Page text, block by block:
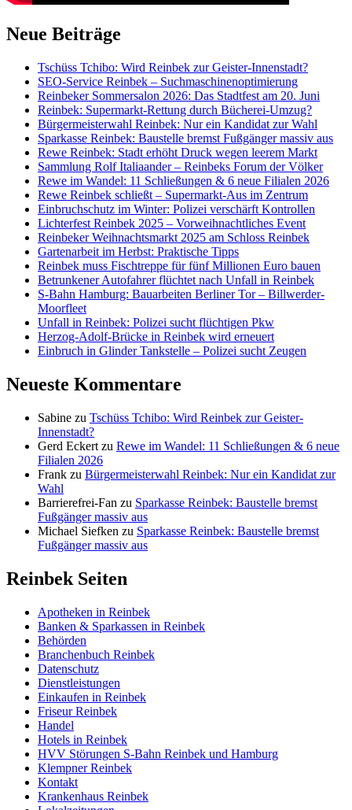
Neue Beiträge
Tschüss Tchibo: Wird Reinbek zur Geister-Innenstadt?
SEO-Service Reinbek – Suchmaschinenoptimierung
Reinbeker Sommersalon 2026: Das Stadtfest am 20. Juni
Reinbek: Supermarkt-Rettung durch Bücherei-Umzug?
Bürgermeisterwahl Reinbek: Nur ein Kandidat zur Wahl
Sparkasse Reinbek: Baustelle bremst Fußgänger massiv aus
Rewe Reinbek: Stadt erhöht Druck wegen leerem Markt
Sammlung Rolf Italiaander – Reinbeks Forum der Völker
Rewe im Wandel: 11 Schließungen & 6 neue Filialen 2026
Rewe Reinbek schließt – Supermarkt-Aus im Zentrum
Einbruchschutz im Winter: Polizei verschärft Kontrollen
Lichterfest Reinbek 2025 – Vorweihnachtliches Event
Reinbeker Weihnachtsmarkt 2025 am Schloss Reinbek
Gartenarbeit im Herbst: Praktische Tipps
Reinbek muss Fischtreppe für fünf Millionen Euro bauen
Betrunkener Autofahrer flüchtet nach Unfall in Reinbek
S-Bahn Hamburg: Bauarbeiten Berliner Tor – Billwerder-
Moorfleet
Unfall in Reinbek: Polizei sucht flüchtigen Pkw
Herzog-Adolf-Brücke in Reinbek wird erneuert
Einbruch in Glinder Tankstelle – Polizei sucht Zeugen
Neueste Kommentare
Sabine zu Tschüss Tchibo: Wird Reinbek zur Geister-
Innenstadt?
Gerd Eckert zu Rewe im Wandel: 11 Schließungen & 6 neue
Filialen 2026
Frank zu Bürgermeisterwahl Reinbek: Nur ein Kandidat zur
Wahl
Barrierefrei-Fan zu Sparkasse Reinbek: Baustelle bremst
Fußgänger massiv aus
Michael Siefken zu Sparkasse Reinbek: Baustelle bremst
Fußgänger massiv aus
Reinbek Seiten
Apotheken in Reinbek
Banken & Sparkassen in Reinbek
Behörden
Branchenbuch Reinbek
Datenschutz
Dienstleistungen
Einkaufen in Reinbek
Friseur Reinbek
Handel
Hotels in Reinbek
HVV Störungen S-Bahn Reinbek und Hamburg
Klempner Reinbek
Kontakt
Krankenhaus Reinbek